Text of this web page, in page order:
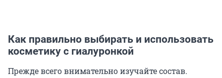
Как правильно выбирать и использовать
косметику с гиалуронкой
Прежде всего внимательно изучайте состав.